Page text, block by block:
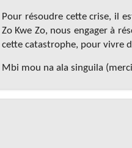
Pour résoudre cette crise, il
Zo Kwe Zo, nous engager à
cette catastrophe, pour vivre
Mbi mou na ala singuila